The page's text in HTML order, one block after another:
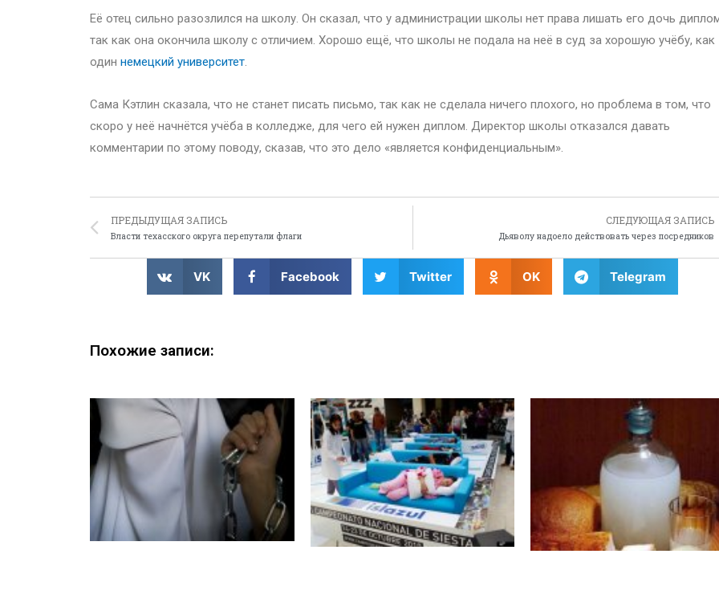
Её отец сильно разозлился на школу. Он сказал, что у администрации школы нет права лишать его дочь
так как она окончила школу с отличием. Хорошо ещё, что школы не подала на неё в суд за хорошую учёбу, как
один немецкий университет.
Сама Кэтлин сказала, что не станет писать письмо, так как не сделала ничего плохого, но проблема в том, что
скоро у неё начнётся учёба в колледже, для чего ей нужен диплом. Директор школы отказался давать
комментарии по этому поводу, сказав, что это дело «является конфиденциальным».
ПРЕДЫДУЩАЯ ЗАПИСЬ
Власти техасского округа перепутали флаги
СЛЕДУЮЩАЯ ЗАПИСЬ
Дьяволу надоело действовать через посредников
VK Facebook Twitter OK Telegram
Похожие записи: